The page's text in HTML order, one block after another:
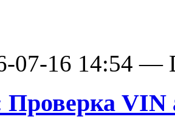
07-16 14:54 —
VIN